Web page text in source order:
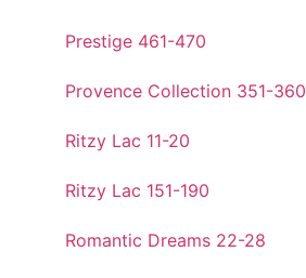
Prestige 461-470
Provence Collection 351-360
Ritzy Lac 11-20
Ritzy Lac 151-190
Romantic Dreams 22-28